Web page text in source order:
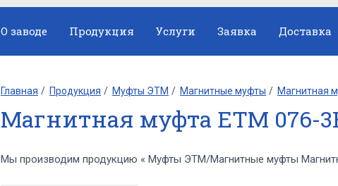
О заводе Продукция Услуги Заявка Доставка
Главная Продукция Муфты ЭТМ Магнитные муфты Магнитная
Магнитная муфта ЕТМ 076-
Мы производим продукцию « Муфты ЭТМ/Магнитные муфты